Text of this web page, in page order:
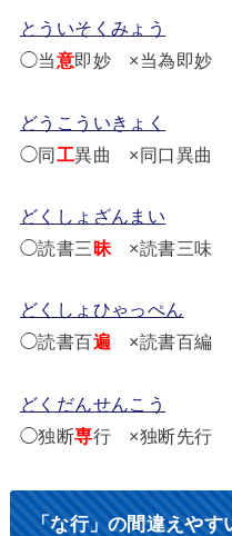
とういそくみょう
◯当意即妙 ×当為即妙
どうこういきょく
◯同工異曲 ×同口異曲
どくしょざんまい
◯読書三昧×読書三味
どくしょひゃっぺん
◯読書百遍 ×読書百編
どくだんせんこう
◯独断専行 ×独断先行
「な行」の間違えやす